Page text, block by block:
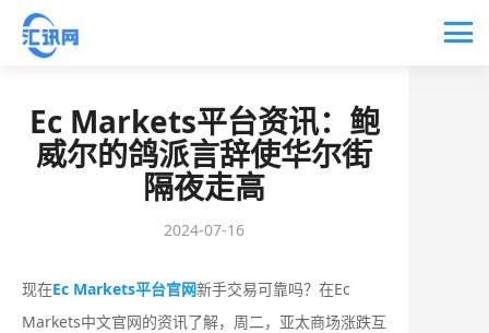
Ec Markets平台资讯：鲍
威尔的鸽派言辞使华尔街
隔夜走高
2024-07-16
现在Ec Markets平台官网新手交易可靠吗？在Ec
Markets中文官网的资讯了解，周二，亚太商场涨跌互